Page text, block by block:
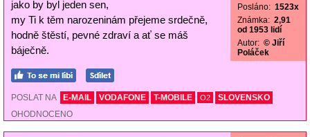
jako by byl jeden sen,
my Ti k těm narozeninám přejeme srdečně,
hodně štěstí, pevné zdraví a ať se máš
báječně.
Posláno: 1523x
Známka: 2,91
od 1953 lidí
Autor: © Jiří
Poláček
POSLAT NA E-MAIL VODAFONE T-MOBILE O2
SLOVENSKO
OHODNOCENO